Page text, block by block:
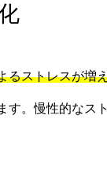
るストレスが増
す。慢性的な